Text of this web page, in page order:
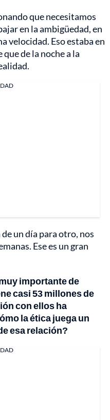
que necesitamos
en la ambigüedad, en
velocidad. Eso estaba en
de la noche a la
un día para otro, nos
Ese es un gran
importante de
casi 53 millones de
con ellos ha
la ética juega un
esa relación?